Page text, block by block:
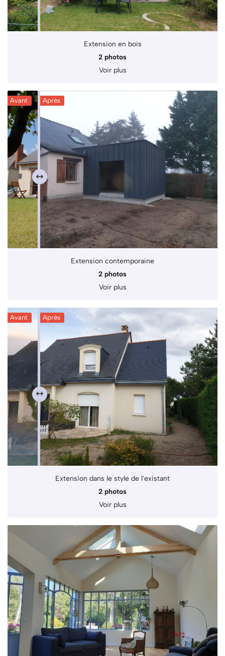
Extension en bois
2 photos
Voir plus
Avant Après
Extension contemporaine
2 photos
Voir plus
Avant Après
Extension dans le style de l'existant
2 photos
Voir plus